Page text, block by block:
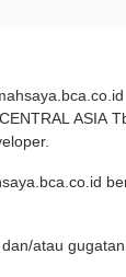
ASIA
atau